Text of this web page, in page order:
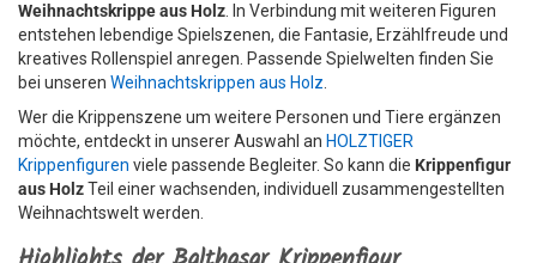
Weihnachtskrippe aus Holz . In Verbindung mit weiteren Figuren
entstehen lebendige Spielszenen, die Fantasie, Erzählfreude und
kreatives Rollenspiel anregen. Passende Spielwelten finden Sie
bei unseren Weihnachtskrippen aus Holz
Wer die Krippenszene um weitere Personen und Tiere ergänzen
möchte, entdeckt in unserer Auswahl an HOLZTIGER
Krippenfiguren viele passende Begleiter. So kann die Krippenfigur
aus HolzTeil einer wachsenden, individuell zusammengestellten
Weihnachtswelt werden.